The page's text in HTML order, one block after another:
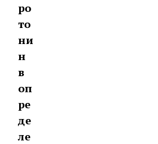
ро
то
ни
н
в
оп
ре
де
ле